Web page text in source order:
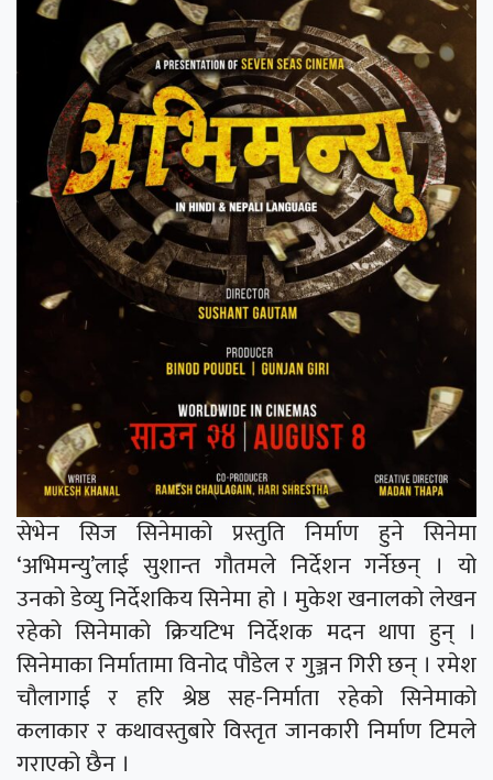
सेभेन सिज सिनेमाको प्रस्तुति निर्माण हुने सिनेमा
‘अभिमन्यु’लाई सुशान्त गौतमले निर्देशन गर्नेछन् । यो
उनको डेव्यु निर्देशकिय सिनेमा हो । मुकेश खनालको लेखन
रहेको सिनेमाको क्रियटिभ निर्देशक मदन थापा हुन् ।
सिनेमाका निर्मातामा विनोद पौडेल र गुञ्जन गिरी छन् । रमेश
चौलागाई र हरि श्रेष्ठ सह-निर्माता रहेको सिनेमाको
कलाकार र कथावस्तुबारे विस्तृत जानकारी निर्माण टिमले
गराएको छैन ।